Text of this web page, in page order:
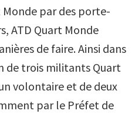
par des porte-
ATD Quart Monde
de faire. Ainsi dans
de trois militants Quart
volontaire et de deux
par le Préfet de